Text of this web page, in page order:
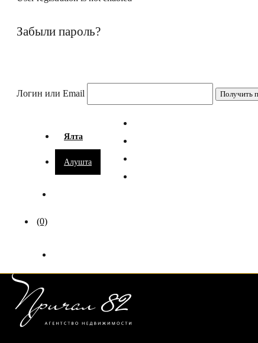
Забыли пароль?
Логин или Email
Ялта
Алушта
(0)